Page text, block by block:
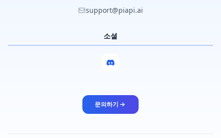
support@piapi.ai
소셜
문의하기